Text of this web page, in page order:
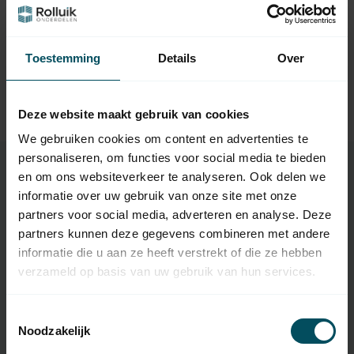
Toestemming Details Over
Deze website maakt gebruik van cookies
We gebruiken cookies om content en advertenties te
personaliseren, om functies voor social media te bieden
en om ons websiteverkeer te analyseren. Ook delen we
informatie over uw gebruik van onze site met onze
partners voor social media, adverteren en analyse. Deze
partners kunnen deze gegevens combineren met andere
informatie die u aan ze heeft verstrekt of die ze hebben
verzameld op basis van uw gebruik van hun services.
Noodzakelijk
Tedsen Mini handzender
SKJ 54,95
TEDSEN
handzender
Specificaties
Artikelnummer 1928